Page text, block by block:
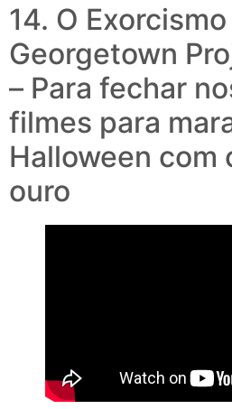
14. O
Georgetown
– Para fechar
filmes para
Halloween com
ouro